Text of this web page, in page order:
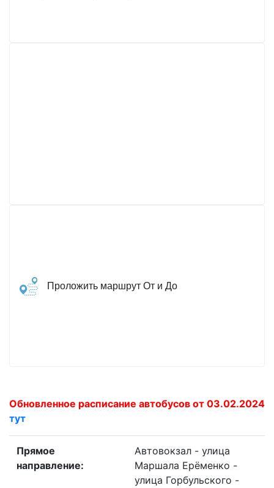
Проложить маршрут От и До
Обновленное расписание автобусов от 03.02.2024
тут
Прямое
направление:
Автовокзал - улица
Маршала Ерёменко -
улица Горбульского -